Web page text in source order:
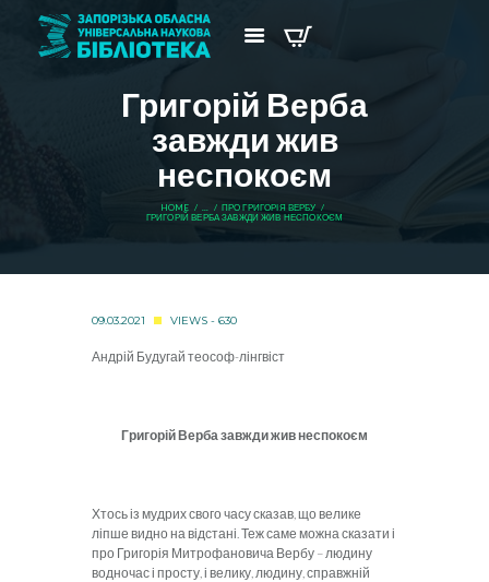
Григорій Верба
завжди жив
неспокоєм
HOME ...
ПРО ГРИГОРІЯ ВЕРБУ
ГРИГОРІЙ ВЕРБА ЗАВЖДИ ЖИВ НЕСПОКОЄМ
09.03.2021 VIEWS - 630
Андрій Будугай теософ-лінгвіст
Григорій Верба завжди жив неспокоєм
Хтось із мудрих свого часу сказав, що велике
ліпше видно на відстані. Теж саме можна сказати і
про Григорія Митрофановича Вербу – людину
водночас і просту, і велику, людину, справжній